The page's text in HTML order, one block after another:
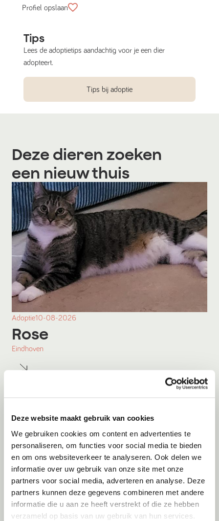
Deze website maakt gebruik van cookies
We gebruiken cookies om content en advertenties te
personaliseren, om functies voor social media te bieden
en om ons websiteverkeer te analyseren. Ook delen we
informatie over uw gebruik van onze site met onze
partners voor social media, adverteren en analyse. Deze
partners kunnen deze gegevens combineren met andere
informatie die u aan ze heeft verstrekt of die ze hebben
verzameld op basis van uw gebruik van hun services.
Profiel opslaan
Tips
Lees de adoptietips aandachtig voor je een dier
adopteert.
Tips bij adoptie
Deze dieren zoeken
een nieuw thuis
Adoptie10-08-2026
Rose
Eindhoven